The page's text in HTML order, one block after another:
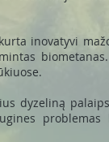
inovatyvi
dyzeliną